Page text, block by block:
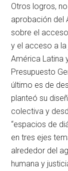
Otros logros,
aprobación del
sobre el
y el acceso a
América Latina
Presupuesto
último es de
planteó su
colectiva y
“espacios de
en tres ejes
alrededor del
humana y